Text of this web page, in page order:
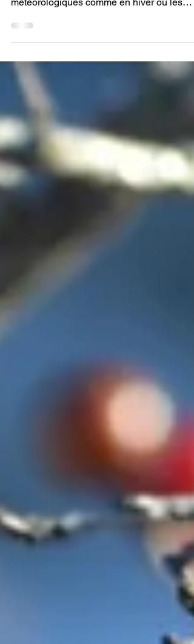
météorologiques comme en hiver où les
températures peuvent...